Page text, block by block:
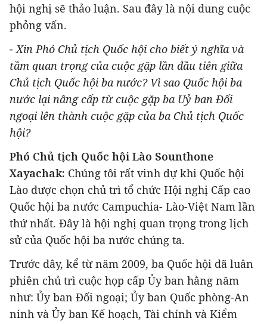
hội nghị sẽ thảo luận. Sau đây là nội dung cuộc
phỏng vấn.
- Xin Phó Chủ tịch Quốc hội cho biết ý nghĩa và
tầm quan trọng của cuộc gặp lần đầu tiên giữa
Chủ tịch Quốc hội ba nước? Vì sao Quốc hội ba
nước lại nâng cấp từ cuộc gặp ba Uỷ ban Đối
ngoại lên thành cuộc gặp của ba Chủ tịch Quốc
hội?
Phó Chủ tịch Quốc hội Lào Sounthone
Xayachak: Chúng tôi rất vinh dự khi Quốc hội
Lào được chọn chủ trì tổ chức Hội nghị Cấp cao
Quốc hội ba nước Campuchia- Lào-Việt Nam lần
thứ nhất. Đây là hội nghị quan trọng trong lịch
sử của Quốc hội ba nước chúng ta.
Trước đây, kể từ năm 2009, ba Quốc hội đã luân
phiên chủ trì cuộc họp cấp Ủy ban hằng năm
như: Ủy ban Đối ngoại; Ủy ban Quốc phòng-An
ninh và Ủy ban Kế hoạch, Tài chính và Kiểm